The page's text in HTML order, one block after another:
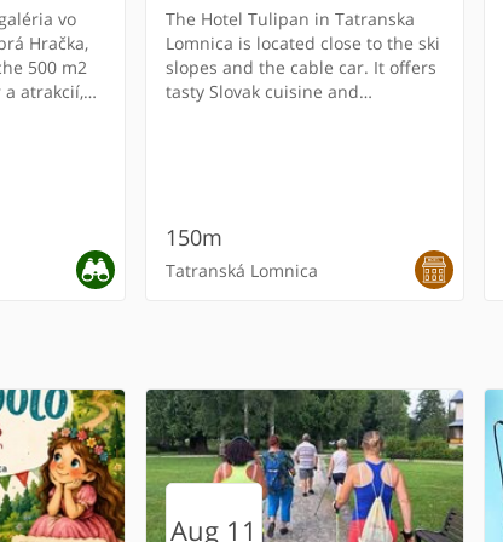
vo
Hračka,
500 m2
a atrakcií,
rozumom.
názor,
vám
The Hotel Tulipan in Tatranska
Lomnica is located close to the ski
slopes and the cable car. It offers
tasty Slovak cuisine and
150m
Tatranská Lomnica
Náučný chodník
Dobré časy
Hotel *** Sorea Titris
- Nový
Spa Tatranská Polianka
Encián Gallery
Aug 11